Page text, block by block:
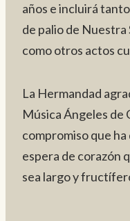
años e incluirá
de palio de Nuestra
como otros actos
La Hermandad
Música Ángeles de
compromiso que
espera de corazón
sea largo y